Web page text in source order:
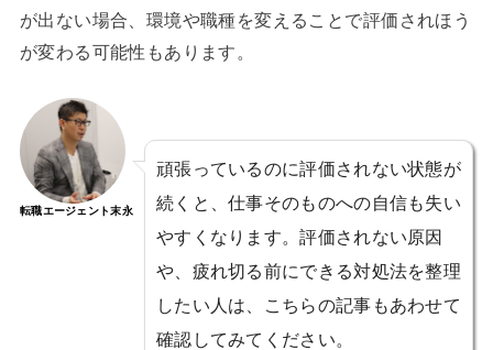
が出ない場合、環境や職種を変えることで評価されほう
が変わる可能性もあります。
転職エージェント末永
頑張っているのに評価されない状態が
続くと、仕事そのものへの自信も失い
やすくなります。評価されない原因
や、疲れ切る前にできる対処法を整理
したい人は、こちらの記事もあわせて
確認してみてください。